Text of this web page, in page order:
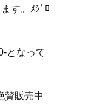
す。ﾒｼﾞﾛ
となって
賛販売中